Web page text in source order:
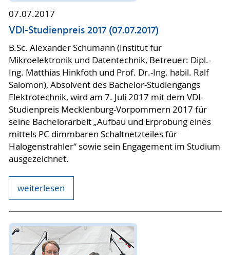
07.07.2017
VDI-Studienpreis 2017 (07.07.2017)
B.Sc. Alexander Schumann (Institut für
Mikroelektronik und Datentechnik, Betreuer: Dipl.-
Ing. Matthias Hinkfoth und Prof. Dr.-Ing. habil. Ralf
Salomon), Absolvent des Bachelor-Studiengangs
Elektrotechnik, wird am 7. Juli 2017 mit dem VDI-
Studienpreis Mecklenburg-Vorpommern 2017 für
seine Bachelorarbeit „Aufbau und Erprobung eines
mittels PC dimmbaren Schaltnetzteiles für
Halogenstrahler“ sowie sein Engagement im Studium
ausgezeichnet.
weiterlesen